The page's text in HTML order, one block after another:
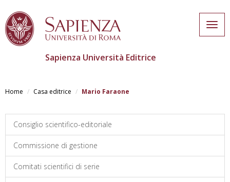
main
Sapienza Università Editrice
Home Casa editrice Mario Faraone
Consiglio scientifico-editoriale
Commissione di gestione
Comitati scientifici di serie